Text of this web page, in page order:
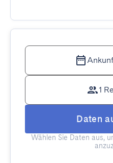
1
Daten
Wählen Sie Daten aus,